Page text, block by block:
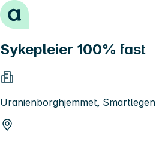
Hopp til innhold
Sykepleier 100% fast
Uranienborghjemmet, Smartlegen